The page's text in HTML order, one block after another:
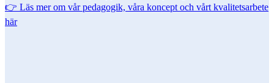
👉 Läs mer om vår pedagogik, våra koncept och vårt kvalitetsarbete
här